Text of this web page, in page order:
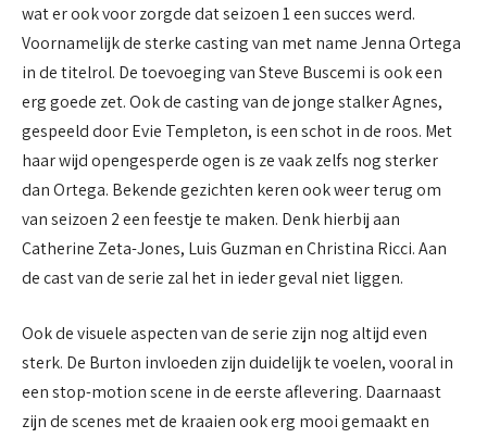
wat er ook voor zorgde dat seizoen 1 een succes werd.
Voornamelijk de sterke casting van met name Jenna Ortega
in de titelrol. De toevoeging van Steve Buscemi is ook een
erg goede zet. Ook de casting van de jonge stalker Agnes,
gespeeld door Evie Templeton, is een schot in de roos. Met
haar wijd opengesperde ogen is ze vaak zelfs nog sterker
dan Ortega. Bekende gezichten keren ook weer terug om
van seizoen 2 een feestje te maken. Denk hierbij aan
Catherine Zeta-Jones, Luis Guzman en Christina Ricci. Aan
de cast van de serie zal het in ieder geval niet liggen.
Ook de visuele aspecten van de serie zijn nog altijd even
sterk. De Burton invloeden zijn duidelijk te voelen, vooral in
een stop-motion scene in de eerste aflevering. Daarnaast
zijn de scenes met de kraaien ook erg mooi gemaakt en